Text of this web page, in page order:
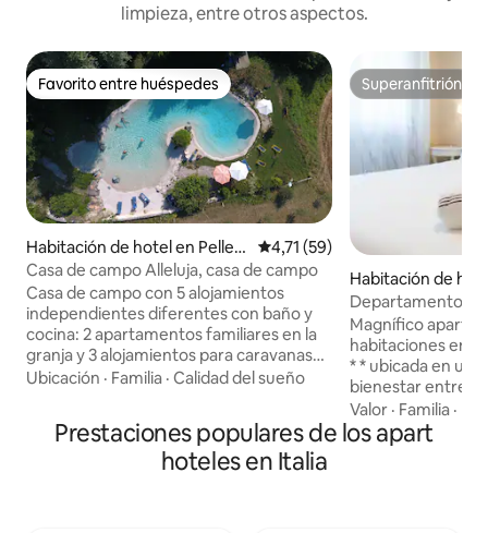
limpieza, entre otros aspectos.
Favorito entre huéspedes
Favorito entre huéspedes
Habitación de hotel en Pelleg
rino Parmense
Calificación promedio: 4,71 de
4,71 (59)
Casa de campo Alleluja, casa de campo
Casa de campo con 5 alojamientos
independientes diferentes con baño y
cocina: 2 apartamentos familiares en la
granja y 3 alojamientos para caravanas
en el Glamping adecuados para
pueden reservar para grupos Servicios
GRATUITOS y exclusivos: jacuzzi, gran
Ubicación · Familia · Calidad del sueño
Superanfitrión
Superanfitrión
Habitación de
iDepartamento
lujo
Magnífico
habitaciones en
* * ubicada en un
bienestar entre
Compuesto por
sofá, mesa de
totalmente
Valor · Familia ·
Prestaciones populares de los apart
hoteles en Italia